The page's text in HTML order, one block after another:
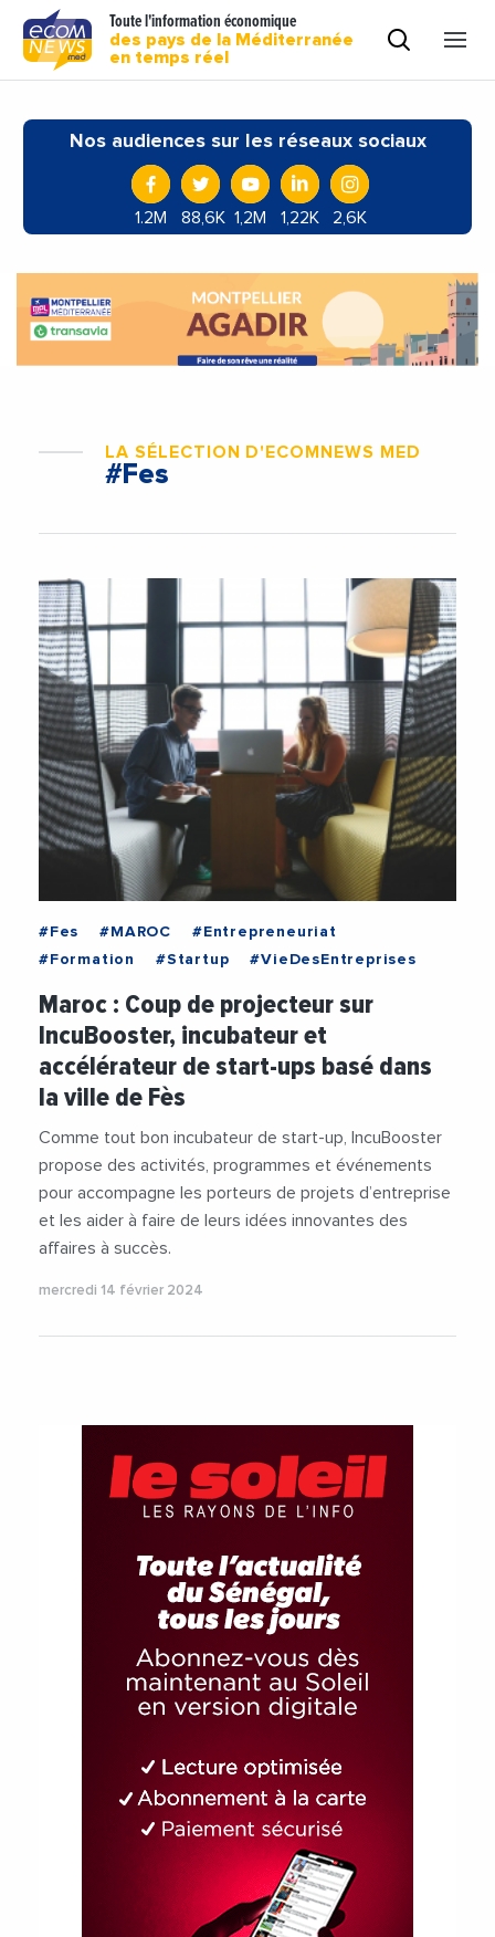
Toute l'information économique
des pays de la Méditerranée
en temps réel
Nos audiences sur les réseaux sociaux
1.2M 88,6K 1,2M 1,22K 2,6K
LA SÉLECTION D'ECOMNEWS MED
#Fes
#Fes #MAROC
#Entrepreneuriat
#Formation
#Startup #VieDesEntreprises
Maroc : Coup de projecteur sur
IncuBooster, incubateur et
accélérateur de start-ups basé dans
la ville de Fès
Comme tout bon incubateur de start-up, IncuBooster
propose des activités, programmes et événements
pour accompagne les porteurs de projets d’entreprise
et les aider à faire de leurs idées innovantes des
affaires à succès.
mercredi 14 février 2024